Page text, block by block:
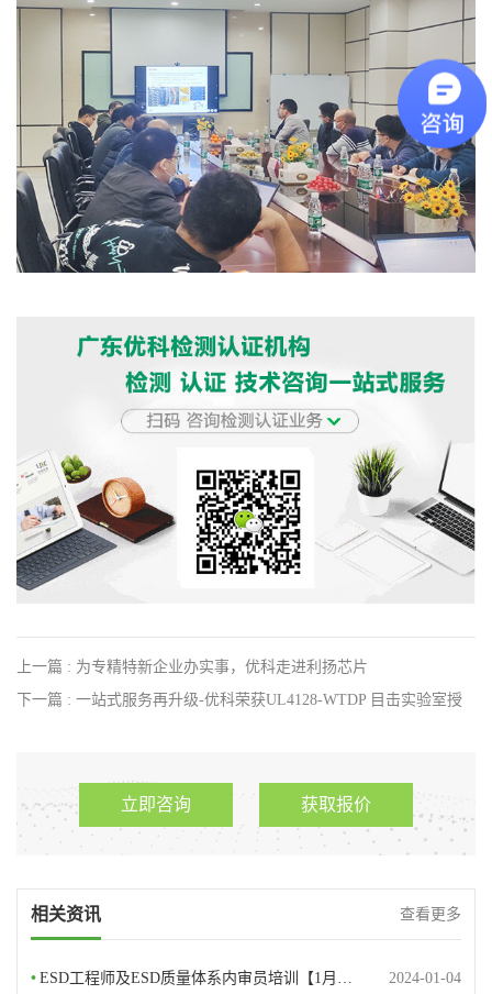
上一篇 : 为专精特新企业办实事，优科走进利扬芯片
下一篇 : 一站式服务再升级-优科荣获UL4128-WTDP 目击实验室授
立即咨询 获取报价
相关资讯 查看更多
• 2024-01-04
ESD工程师及ESD质量体系内审员培训【1月…